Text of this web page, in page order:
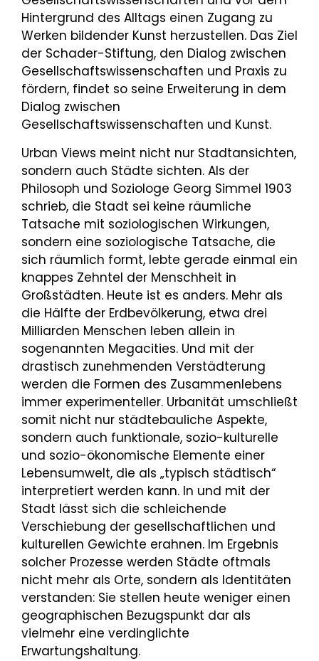
Hintergrund des Alltags einen Zugang zu
Werken bildender Kunst herzustellen. Das Ziel
der Schader-Stiftung, den Dialog zwischen
Gesellschaftswissenschaften und Praxis zu
fördern, findet so seine Erweiterung in dem
Dialog zwischen
Gesellschaftswissenschaften und Kunst.
Urban Views meint nicht nur Stadtansichten,
sondern auch Städte sichten. Als der
Philosoph und Soziologe Georg Simmel 1903
schrieb, die Stadt sei keine räumliche
Tatsache mit soziologischen Wirkungen,
sondern eine soziologische Tatsache, die
sich räumlich formt, lebte gerade einmal ein
knappes Zehntel der Menschheit in
Großstädten. Heute ist es anders. Mehr als
die Hälfte der Erdbevölkerung, etwa drei
Milliarden Menschen leben allein in
sogenannten Megacities. Und mit der
drastisch zunehmenden Verstädterung
werden die Formen des Zusammenlebens
immer experimenteller. Urbanität umschließt
somit nicht nur städtebauliche Aspekte,
sondern auch funktionale, sozio-kulturelle
und sozio-ökonomische Elemente einer
Lebensumwelt, die als „typisch städtisch“
interpretiert werden kann. In und mit der
Stadt lässt sich die schleichende
Verschiebung der gesellschaftlichen und
kulturellen Gewichte erahnen. Im Ergebnis
solcher Prozesse werden Städte oftmals
nicht mehr als Orte, sondern als Identitäten
verstanden: Sie stellen heute weniger einen
geographischen Bezugspunkt dar als
vielmehr eine verdinglichte
Erwartungshaltung.